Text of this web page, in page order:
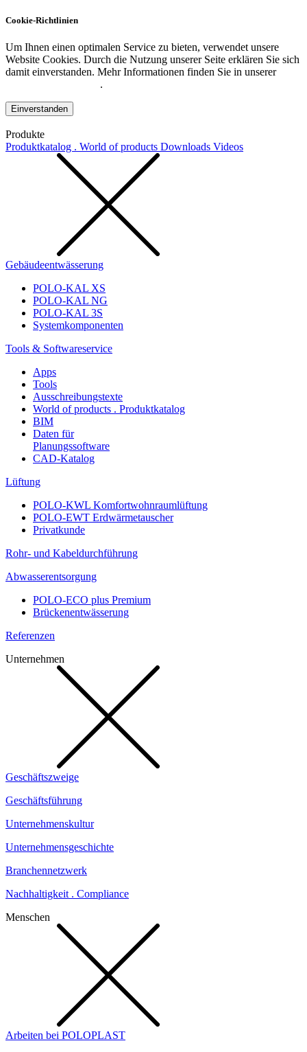
Cookie-Richtlinien
Um Ihnen einen optimalen Service zu bieten, verwendet unsere
Website Cookies. Durch die Nutzung unserer Seite erklären Sie sich
damit einverstanden. Mehr Informationen finden Sie in unserer
.
Einverstanden
Produkte
Produktkatalog . World of products Downloads Videos
Gebäudeentwässerung
POLO-KAL XS
POLO-KAL NG
POLO-KAL 3S
Systemkomponenten
Tools & Softwareservice
Apps
Tools
Ausschreibungstexte
World of products . Produktkatalog
BIM
Daten für
Planungssoftware
CAD-Katalog
Lüftung
POLO-KWL Komfortwohnraumlüftung
POLO-EWT Erdwärmetauscher
Privatkunde
Rohr- und Kabeldurchführung
Abwasserentsorgung
POLO-ECO plus Premium
Brückenentwässerung
Referenzen
Unternehmen
Geschäftszweige
Geschäftsführung
Unternehmenskultur
Unternehmensgeschichte
Branchennetzwerk
Nachhaltigkeit . Compliance
Menschen
Arbeiten bei POLOPLAST